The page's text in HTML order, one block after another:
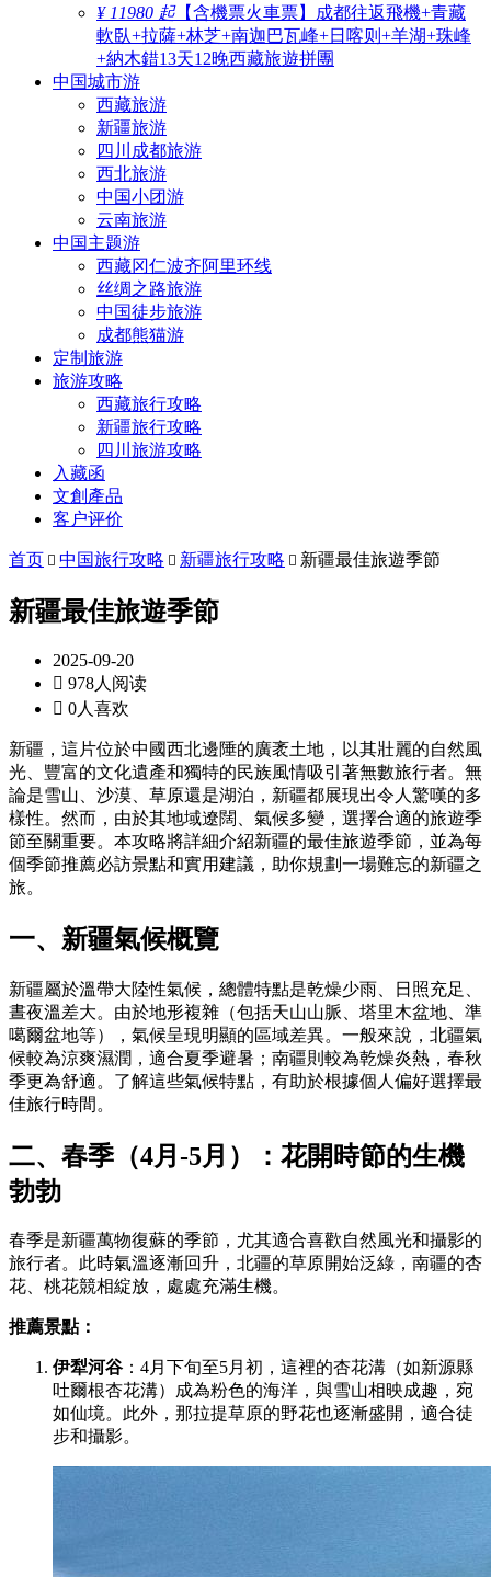
¥ 11980 起【含機票火車票】成都往返飛機+青藏
軟臥+拉薩+林芝+南迦巴瓦峰+日喀则+羊湖+珠峰
+納木錯13天12晚西藏旅遊拼團
中国城市游
西藏旅游
新疆旅游
四川成都旅游
西北旅游
中国小团游
云南旅游
中国主题游
西藏冈仁波齐阿里环线
丝绸之路旅游
中国徒步旅游
成都熊猫游
定制旅游
旅游攻略
西藏旅行攻略
新疆旅行攻略
四川旅游攻略
入藏函
文創產品
客户评价
首页  中国旅行攻略  新疆旅行攻略  新疆最佳旅遊季節
新疆最佳旅遊季節
2025-09-20
 978人阅读
 0人喜欢
新疆，這片位於中國西北邊陲的廣袤土地，以其壯麗的自然風
光、豐富的文化遺產和獨特的民族風情吸引著無數旅行者。無
論是雪山、沙漠、草原還是湖泊，新疆都展現出令人驚嘆的多
樣性。然而，由於其地域遼闊、氣候多變，選擇合適的旅遊季
節至關重要。本攻略將詳細介紹新疆的最佳旅遊季節，並為每
個季節推薦必訪景點和實用建議，助你規劃一場難忘的新疆之
旅。
一、新疆氣候概覽
新疆屬於溫帶大陸性氣候，總體特點是乾燥少雨、日照充足、
晝夜溫差大。由於地形複雜（包括天山山脈、塔里木盆地、準
噶爾盆地等），氣候呈現明顯的區域差異。一般來說，北疆氣
候較為涼爽濕潤，適合夏季避暑；南疆則較為乾燥炎熱，春秋
季更為舒適。了解這些氣候特點，有助於根據個人偏好選擇最
佳旅行時間。
二、春季（4月-5月）：花開時節的生機
勃勃
春季是新疆萬物復蘇的季節，尤其適合喜歡自然風光和攝影的
旅行者。此時氣溫逐漸回升，北疆的草原開始泛綠，南疆的杏
花、桃花競相綻放，處處充滿生機。
推薦景點：
伊犁河谷 ：4月下旬至5月初，這裡的杏花溝（如新源縣
吐爾根杏花溝）成為粉色的海洋，與雪山相映成趣，宛
如仙境。此外，那拉提草原的野花也逐漸盛開，適合徒
步和攝影。